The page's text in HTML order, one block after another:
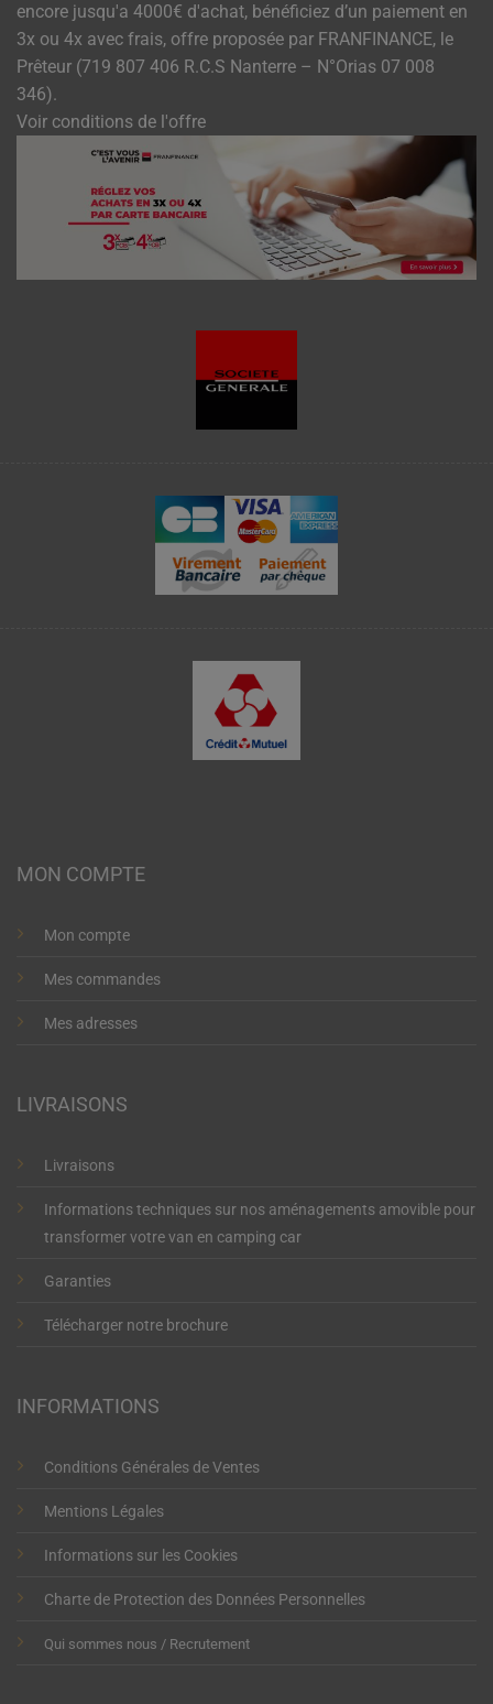
encore jusqu'a 4000€ d'achat, bénéficiez d’un paiement en
3x ou 4x avec frais, offre proposée par FRANFINANCE, le
Prêteur (719 807 406 R.C.S Nanterre – N°Orias 07 008
346).
Voir conditions de l'offre
MON COMPTE
Mon compte
Mes commandes
Mes adresses
LIVRAISONS
Livraisons
Informations techniques sur nos aménagements amovible pour
transformer votre van en camping car
Garanties
Télécharger notre brochure
INFORMATIONS
Conditions Générales de Ventes
Mentions Légales
Informations sur les Cookies
Charte de Protection des Données Personnelles
Qui sommes nous / Recrutement